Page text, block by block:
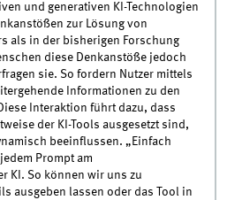
und generativen KI-Technologien
zur Lösung von
als in der bisherigen Forschung
diese Denkanstöße jedoch
sie. So fordern Nutzer mittels
Informationen zu den
Interaktion führt dazu, dass
der KI-Tools ausgesetzt sind,
beeinflussen. „Einfach
Prompt am
KI. So können wir uns zu
ausgeben lassen oder das Tool in